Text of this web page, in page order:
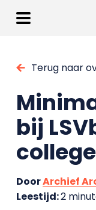
Terug naar
bij
DoorArchief
Leestijd:2